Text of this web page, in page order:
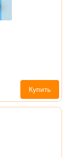
Купить